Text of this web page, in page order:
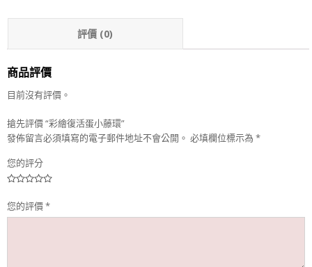
評價 (0)
商品評價
目前沒有評價。
搶先評價 “彩繪復活蛋小藤環”
發佈留言必須填寫的電子郵件地址不會公開。 必填欄位標示為 *
您的評分
您的評價*